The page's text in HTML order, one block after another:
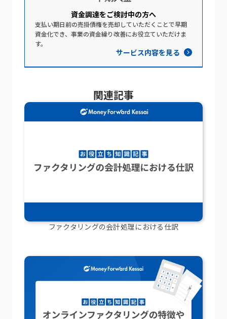
資金調達を​ご検討中の​方​へ​
支払い期日前の売掛債権を売却していただくことで早期
資金化でき、事業の資金繰り改善にお役立ていただけま
す。
サービス内容を見る
関連記事
ファクタリングの会計処理における仕訳